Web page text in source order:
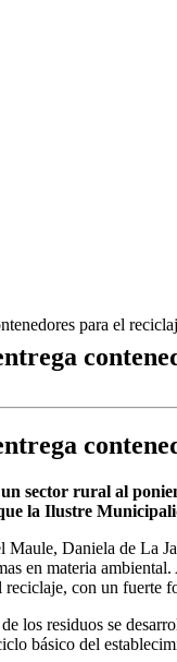
para el
sector rural al
la Ilustre
Daniela de La
en materia
con un fuerte
los residuos se
básico del